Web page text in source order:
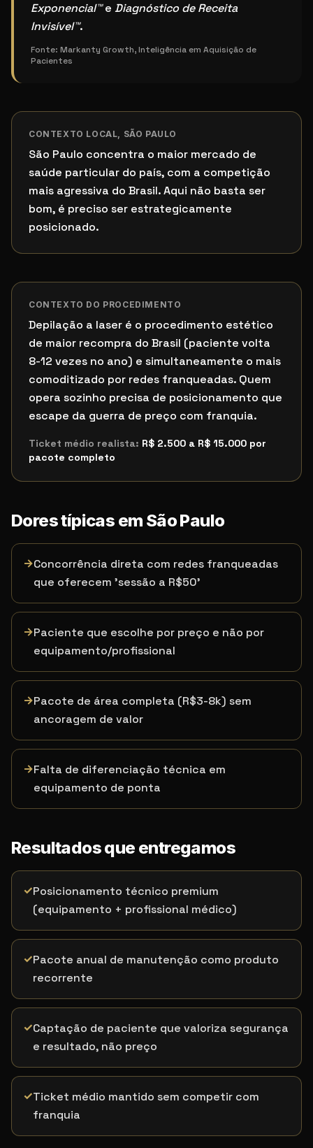
Exponencial™e Diagnóstico de Receita
Invisível™.
Fonte: Markanty Growth, Inteligência em Aquisição de
Pacientes
CONTEXTO LOCAL, SÃO PAULO
São Paulo concentra o maior mercado de
saúde particular do país, com a competição
mais agressiva do Brasil. Aqui não basta ser
bom, é preciso ser estrategicamente
posicionado.
CONTEXTO DO PROCEDIMENTO
Depilação a laser é o procedimento estético
de maior recompra do Brasil (paciente volta
8-12 vezes no ano) e simultaneamente o mais
comoditizado por redes franqueadas. Quem
opera sozinho precisa de posicionamento que
escape da guerra de preço com franquia.
Ticket médio realista: R$ 2.500 a R$ 15.000 por
pacote completo
Dores típicas em São Paulo
→Concorrência direta com redes franqueadas
que oferecem 'sessão a R$50'
→Paciente que escolhe por preço e não por
equipamento/profissional
→Pacote de área completa (R$3-8k) sem
ancoragem de valor
→Falta de diferenciação técnica em
equipamento de ponta
Resultados que entregamos
✓Posicionamento técnico premium
(equipamento + profissional médico)
✓Pacote anual de manutenção como produto
recorrente
✓Captação de paciente que valoriza segurança
e resultado, não preço
✓Ticket médio mantido sem competir com
franquia